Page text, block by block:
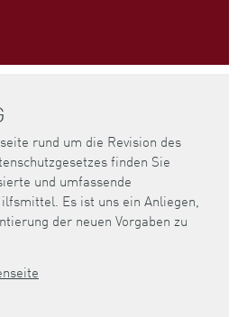
rund um die Revision des
finden Sie
und umfassende
Es ist uns ein Anliegen,
der neuen Vorgaben zu